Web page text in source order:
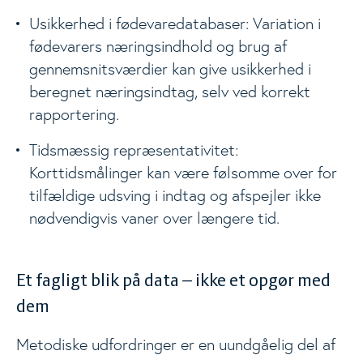
Usikkerhed i fødevaredatabaser: Variation i
fødevarers næringsindhold og brug af
gennemsnitsværdier kan give usikkerhed i
beregnet næringsindtag, selv ved korrekt
rapportering.
Tidsmæssig repræsentativitet:
Korttidsmålinger kan være følsomme over for
tilfældige udsving i indtag og afspejler ikke
nødvendigvis vaner over længere tid.
Et fagligt blik på data – ikke et opgør med
dem
Metodiske udfordringer er en uundgåelig del af